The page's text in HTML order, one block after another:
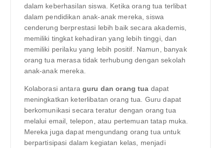
dalam keberhasilan siswa. Ketika orang tua terlibat
dalam pendidikan anak-anak mereka, siswa
cenderung berprestasi lebih baik secara akademis,
memiliki tingkat kehadiran yang lebih tinggi, dan
memiliki perilaku yang lebih positif. Namun, banyak
orang tua merasa tidak terhubung dengan sekolah
anak-anak mereka.
Kolaborasi antaraguru dan orang tua dapat
meningkatkan keterlibatan orang tua. Guru dapat
berkomunikasi secara teratur dengan orang tua
melalui email, telepon, atau pertemuan tatap muka.
Mereka juga dapat mengundang orang tua untuk
berpartisipasi dalam kegiatan kelas, menjadi